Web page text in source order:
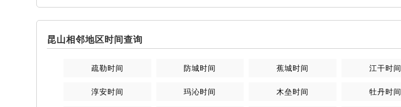
昆山相邻地区时间查询
疏勒时间 防城时间 蕉城时间 江干时间
淳安时间 玛沁时间 木垒时间 牡丹时间